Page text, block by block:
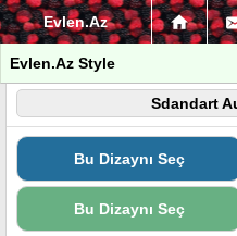
Evlen.Az
Evlen.Az Style
Sdandart
Bu Dizaynı Seç
Bu Dizaynı Seç